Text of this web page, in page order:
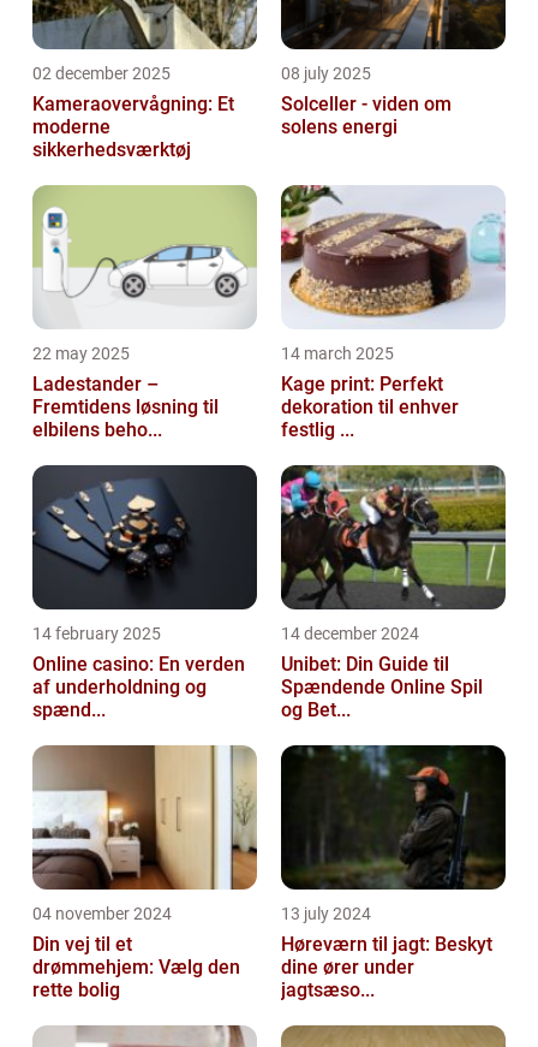
02 december 2025
Kameraovervågning: Et
moderne
sikkerhedsværktøj
08 july 2025
Solceller - viden om
solens energi
22 may 2025
Ladestander –
Fremtidens løsning til
elbilens beho...
14 march 2025
Kage print: Perfekt
dekoration til enhver
festlig ...
14 february 2025
Online casino: En verden
af underholdning og
spænd...
14 december 2024
Unibet: Din Guide til
Spændende Online Spil
og Bet...
04 november 2024
Din vej til et
drømmehjem: Vælg den
rette bolig
13 july 2024
Høreværn til jagt: Beskyt
dine ører under
jagtsæso...